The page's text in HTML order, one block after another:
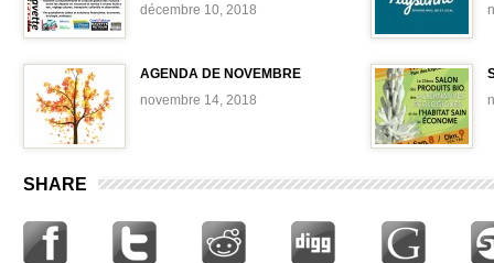
décembre 10, 2018
AGENDA DE NOVEMBRE
novembre 14, 2018
SHARE